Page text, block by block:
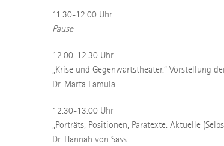
11.30-12.00 Uhr
Pause
12.00-12.30 Uhr
„Krise und Gegenwartstheater.“ Vorstellung
Dr. Marta Famula
12.30-13.00 Uhr
„Porträts, Positionen, Paratexte. Aktuelle
Dr. Hannah von Sass